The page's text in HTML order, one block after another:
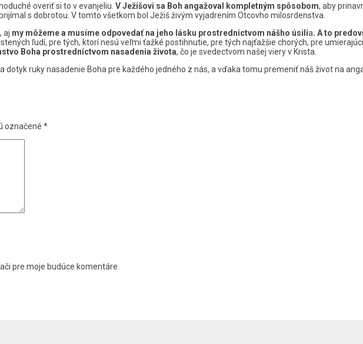
overiť si to v evanjeliu. V Ježišovi sa Boh angažoval kompletným spôsobom, aby
s dobrotou. V tomto všetkom bol Ježiš živým vyjadrením Otcovho milosrdenstva.
aj my môžeme a musíme odpovedať na jeho lásku prostredníctvom nášho úsilia. A to
ľudí, pre tých, ktorí nesú veľmi ťažké postihnutie, pre tých najťažšie chorých, pre
Boha prostredníctvom nasadenia života, čo je svedectvom našej viery v Krista.
ruky nasadenie Boha pre každého jedného z nás, a vďaka tomu premeniť náš život na
označené *
pre moje budúce komentáre.